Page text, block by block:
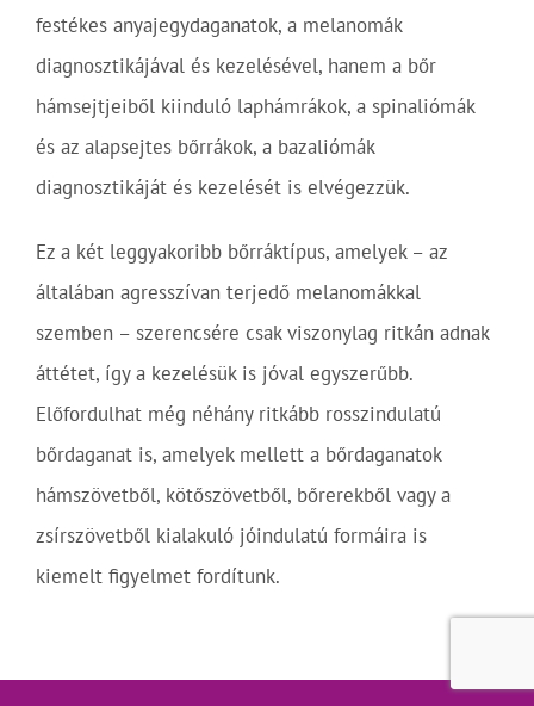
festékes anyajegydaganatok, a melanomák
diagnosztikájával és kezelésével, hanem a bőr
hámsejtjeiből kiinduló laphámrákok, a spinaliómák
és az alapsejtes bőrrákok, a bazaliómák
diagnosztikáját és kezelését is elvégezzük.
Ez a két leggyakoribb bőrráktípus, amelyek – az
általában agresszívan terjedő melanomákkal
szemben – szerencsére csak viszonylag ritkán adnak
áttétet, így a kezelésük is jóval egyszerűbb.
Előfordulhat még néhány ritkább rosszindulatú
bőrdaganat is, amelyek mellett a bőrdaganatok
hámszövetből, kötőszövetből, bőrerekből vagy a
zsírszövetből kialakuló jóindulatú formáira is
kiemelt figyelmet fordítunk.